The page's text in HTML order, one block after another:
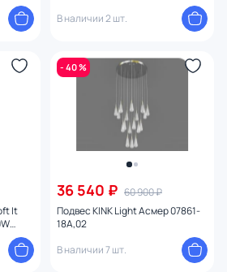
В наличии 2 шт.
It
- 40 %
36 540 ₽ 60 900 ₽
Подвес KINK Light Асмер 07861-
18A,02
В наличии 7 шт.